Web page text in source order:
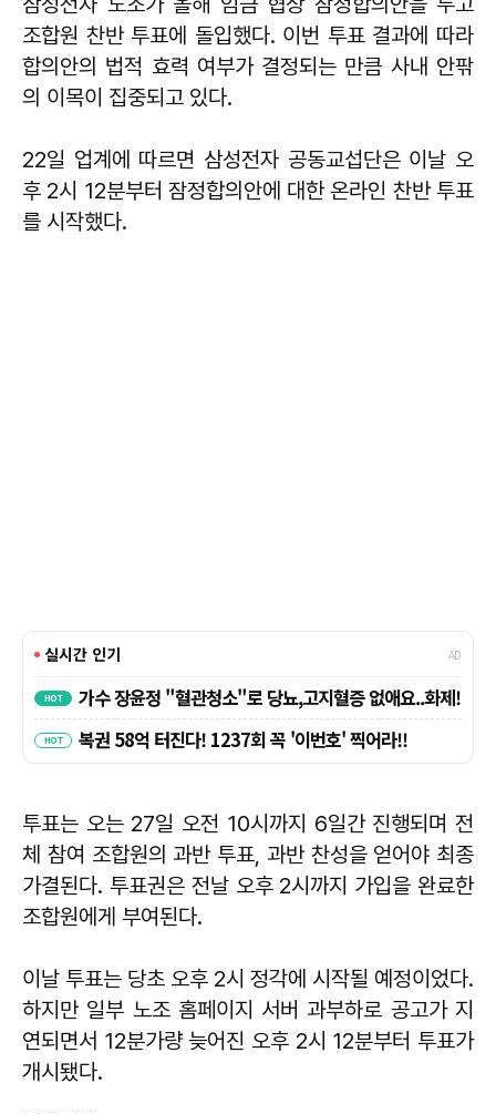
조합원 찬반 투표에 돌입했다. 이번 투표 결과에 따라
합의안의 법적 효력 여부가 결정되는 만큼 사내 안팎
의 이목이 집중되고 있다.
22일 업계에 따르면 삼성전자 공동교섭단은 이날 오
후 2시 12분부터 잠정합의안에 대한 온라인 찬반 투표
를 시작했다.
투표는 오는 27일 오전 10시까지 6일간 진행되며 전
체 참여 조합원의 과반 투표, 과반 찬성을 얻어야 최종
가결된다. 투표권은 전날 오후 2시까지 가입을 완료한
조합원에게 부여된다.
이날 투표는 당초 오후 2시 정각에 시작될 예정이었다.
하지만 일부 노조 홈페이지 서버 과부하로 공고가 지
연되면서 12분가량 늦어진 오후 2시 12분부터 투표가
개시됐다.